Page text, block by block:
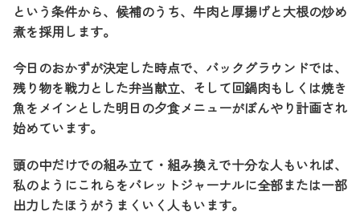
という条件から、候補のうち、牛肉と厚揚げと大根の炒め
煮を採用します。
今日のおかずが決定した時点で、バックグラウンドでは、
残り物を戦力とした弁当献立、そして回鍋肉もしくは焼き
魚をメインとした明日の夕食メニューがぼんやり計画され
始めています。
頭の中だけでの組み立て・組み換えで十分な人もいれば、
私のようにこれらをバレットジャーナルに全部または一部
出力したほうがうまくいく人もいます。